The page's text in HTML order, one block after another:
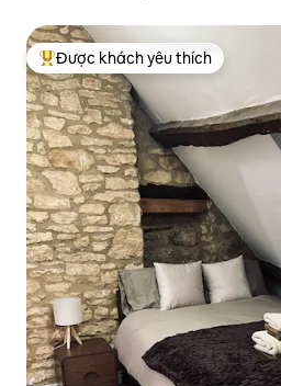
Được khách yêu thích nhất
Được khách yêu thích